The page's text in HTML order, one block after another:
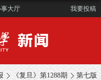
大厅 我要投稿
《复旦》第1288期 第七版